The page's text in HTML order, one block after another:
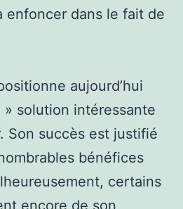
enfoncer dans le fait de
aujourd’hui
solution intéressante
Son succès est justifié
bénéfices
certains
encore de son